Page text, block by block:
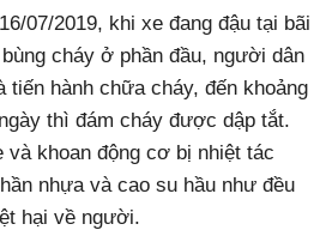
07/2019, khi xe đang đậu tại bãi
cháy ở phần đầu, người dân
tiến hành chữa cháy, đến khoảng
thì đám cháy được dập tắt.
và khoan động cơ bị nhiệt tác
nhựa và cao su hầu như đều
hại về người.